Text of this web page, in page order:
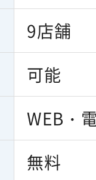
9店舗
可能
WEB・
無料